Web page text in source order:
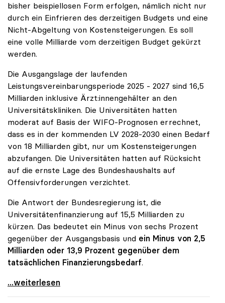
bisher beispiellosen Form erfolgen, nämlich nicht nur
durch ein Einfrieren des derzeitigen Budgets und eine
Nicht-Abgeltung von Kostensteigerungen. Es soll
eine volle Milliarde vom derzeitigen Budget gekürzt
werden.
Die Ausgangslage der laufenden
Leistungsvereinbarungsperiode 2025 - 2027 sind 16,5
Milliarden inklusive Ärzt:innengehälter an den
Universitätskliniken. Die Universitäten hatten
moderat auf Basis der WIFO-Prognosen errechnet,
dass es in der kommenden LV 2028-2030 einen Bedarf
von 18 Milliarden gibt, nur um Kostensteigerungen
abzufangen. Die Universitäten hatten auf Rücksicht
auf die ernste Lage des Bundeshaushalts auf
Offensivforderungen verzichtet.
Die Antwort der Bundesregierung ist, die
Universitätenfinanzierung auf 15,5 Milliarden zu
kürzen. Das bedeutet ein Minus von sechs Prozent
gegenüber der Ausgangsbasis und ein Minus von 2,5
Milliarden oder 13,9 Prozent gegenüber dem
tatsächlichen Finanzierungsbedarf.
\"Österreich ist für die heimischen Universitäten
...weiterlesen